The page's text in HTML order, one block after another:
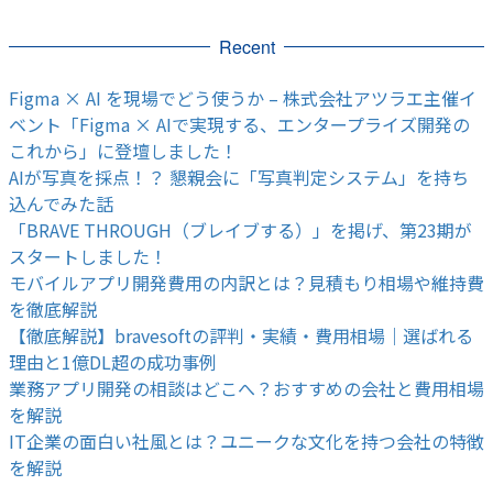
Recent
Figma × AI を現場でどう使うか – 株式会社アツラエ主催イ
ベント「Figma × AIで実現する、エンタープライズ開発の
これから」に登壇しました！
AIが写真を採点！？ 懇親会に「写真判定システム」を持ち
込んでみた話
「BRAVE THROUGH（ブレイブする）」を掲げ、第23期が
スタートしました！
モバイルアプリ開発費用の内訳とは？見積もり相場や維持費
を徹底解説
【徹底解説】bravesoftの評判・実績・費用相場｜選ばれる
理由と1億DL超の成功事例
業務アプリ開発の相談はどこへ？おすすめの会社と費用相場
を解説
IT企業の面白い社風とは？ユニークな文化を持つ会社の特徴
を解説